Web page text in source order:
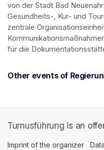
von der Stadt Bad
Gesundheits-, Kur- und
zentrale
für die
Other events of
Turnusführung is an
Imprint of the organizer